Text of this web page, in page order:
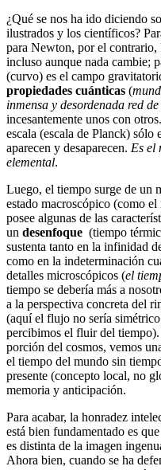
¿Qué se nos ha ido diciendo
ilustrados y los científicos?
para Newton, por el
incluso aunque nada cambie;
(curvo) es el campo
propiedades cuánticas (
inmensa y desordenada red
incesantemente unos con
escala (escala de Planck) sólo
aparecen y desaparecen. Es el
elemental.
Luego, el tiempo surge de un
estado macroscópico (como
posee algunas de las
un desenfoque (tiempo
sustenta tanto en la infinidad
como en la indeterminación
detalles microscópicos (el
tiempo se debería más a
a la perspectiva concreta del
(aquí el flujo no sería
percibimos el fluir del
porción del cosmos, vemos
el tiempo del mundo sin
presente (concepto local, no
memoria y anticipación.
Para acabar, la honradez
está bien fundamentado es
es distinta de la imagen
Ahora bien, cuando se ha